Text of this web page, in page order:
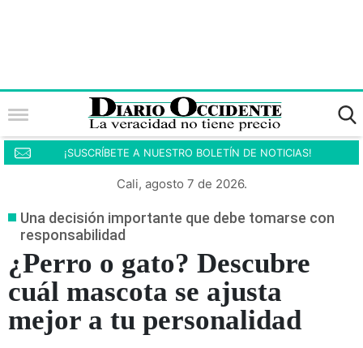
¡SUSCRÍBETE A NUESTRO BOLETÍN DE NOTICIAS!
Cali, agosto 7 de 2026.
Una decisión importante que debe tomarse con
responsabilidad
¿Perro o gato? Descubre
cuál mascota se ajusta
mejor a tu personalidad